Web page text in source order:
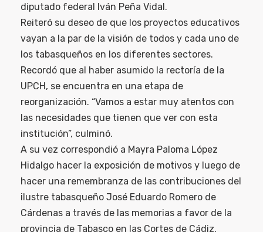
diputado federal Iván Peña Vidal.
Reiteró su deseo de que los proyectos educativos
vayan a la par de la visión de todos y cada uno de
los tabasqueños en los diferentes sectores.
Recordó que al haber asumido la rectoría de la
UPCH, se encuentra en una etapa de
reorganización. “Vamos a estar muy atentos con
las necesidades que tienen que ver con esta
institución”, culminó.
A su vez correspondió a Mayra Paloma López
Hidalgo hacer la exposición de motivos y luego de
hacer una remembranza de las contribuciones del
ilustre tabasqueño José Eduardo Romero de
Cárdenas a través de las memorias a favor de la
provincia de Tabasco en las Cortes de Cádiz,